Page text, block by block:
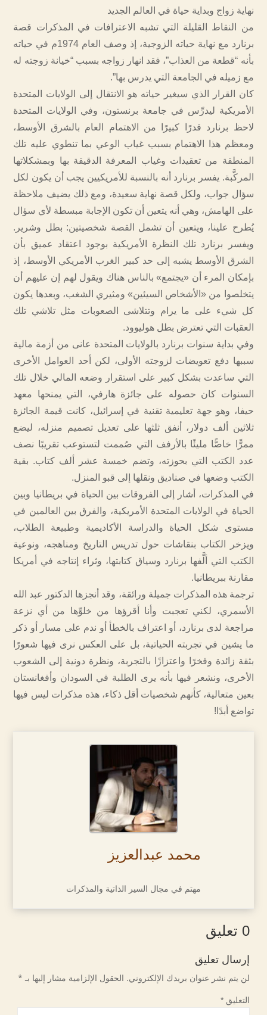
نهاية زواج وبداية حياة في العالم الجديد
من النقاط القليلة التي تشبه الاعترافات في المذكرات قصة
برنارد مع نهاية حياته الزوجية، إذ وصف العام 1974م في حياته
بأنه “قطعة من العذاب”، فقد انهار زواجه بسبب “خيانة زوجته له
مع زميله في الجامعة التي يدرس بها”.
كان القرار الذي سيغير حياته هو الانتقال إلى الولايات المتحدة
الأمريكية ليدرِّس في جامعة برنستون، وفي الولايات المتحدة
لاحظ برنارد قدرًا كبيرًا من الاهتمام العام بالشرق الأوسط،
ومعظم هذا الاهتمام بسبب غياب الوعي بما تنطوي عليه تلك
المنطقة من تعقيدات وغياب المعرفة الدقيقة بها وبمشكلاتها
المركَّبة. يفسر برنارد أنه بالنسبة للأمريكيين يجب أن يكون لكل
سؤال جواب، ولكل قصة نهاية سعيدة، ومع ذلك يضيف ملاحظة
على الهامش، وهي أنه يتعين أن تكون الإجابة مبسطة لأي سؤال
يُطرح علينا، ويتعين أن تشمل القصة شخصيتين: بطل وشرير.
ويفسر برنارد تلك النظرة الأمريكية بوجود اعتقاد عميق بأن
الشرق الأوسط يشبه إلى حد كبير الغرب الأمريكي الأوسط، إذ
بإمكان المرء أن «يجتمع» بالناس هناك ويقول لهم إن عليهم أن
يتخلصوا من «الأشخاص السيئين» ومثيري الشغب، وبعدها يكون
كل شيء على ما يرام وتتلاشى الصعوبات مثل تلاشي تلك
العقبات التي تعترض بطل هوليوود.
وفي بداية سنوات برنارد بالولايات المتحدة عانى من أزمة مالية
سببها دفع تعويضات لزوجته الأولى، لكن‫ أحد العوامل الأخرى
التي ساعدت بشكل كبير على استقرار وضعه المالي خلال تلك
السنوات كان حصوله على جائزة هارفي، التي يمنحها معهد
حيفا، وهو جهة تعليمية تقنية في إسرائيل، كانت قيمة الجائزة
ثلاثين ألف دولار، أنفق ثلثها على تعديل تصميم منزله، ليضع
ممرًّا خاصًّا مليئًا بالأرفف التي صُممت لتستوعب تقريبًا نصف
عدد الكتب التي بحوزته، وتضم خمسة عشر ألف كتاب. بقية
الكتب وضعها في صناديق ونقلها إلى قبو المنزل.
في المذكرات، أشار إلى الفروقات بين الحياة في بريطانيا وبين
الحياة في الولايات المتحدة الأمريكية، والفرق بين العالمين في
مستوى شكل الحياة والدراسة الأكاديمية وطبيعة الطلاب،
ويزخر الكتاب بنقاشات حول تدريس التاريخ ومناهجه، ونوعية
الكتب التي ألَّفها برنارد وسياق كتابتها، وثراء إنتاجه في أمريكا
مقارنة ببريطانيا.
ترجمة هذه المذكرات جميلة ورائقة، وقد أنجزها الدكتور عبد الله
الأسمري، لكني تعجبت وأنا أقرؤها من خلوِّها من أي نزعة
مراجعة لدى برنارد، أو اعتراف بالخطأ أو ندم على مسار أو ذكر
ما يشين في تجربته الحياتية، بل على العكس نرى فيها شعورًا
بثقة زائدة وفخرًا واعتزازًا بالتجربة، ونظرة دونية إلى الشعوب
الأخرى، ونشعر فيها بأنه يرى الطلبة في السودان وأفغانستان
بعين متعالية، كأنهم شخصيات أقل ذكاء، هذه مذكرات ليس فيها
تواضع أبدًا!
محمد عبدالعزيز
مهتم في مجال السير الذاتية والمذكرات
0 تعليق
إرسال تعليق
لن يتم نشر عنوان بريدك الإلكتروني. الحقول الإلزامية مشار إليها بـ *
التعليق*